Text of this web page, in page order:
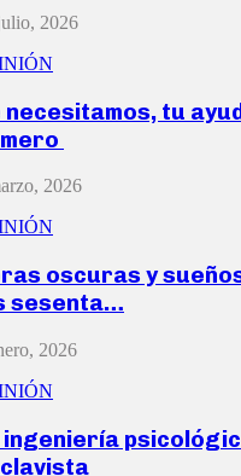
2026
necesitamos, tu
2026
oscuras y
sesenta…
2026
ingeniería